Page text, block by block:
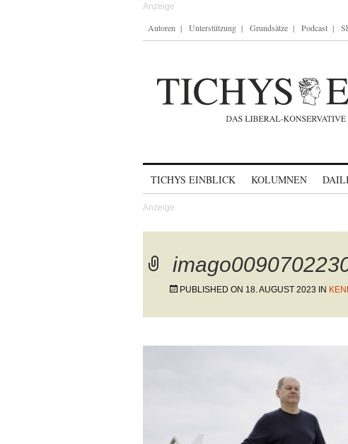
Autoren Unterstützung Grundsätze Podcast
TICHYS EINBLICK KOLUMNEN
PUBLISHED ON 18. AUGUST 2023 IN